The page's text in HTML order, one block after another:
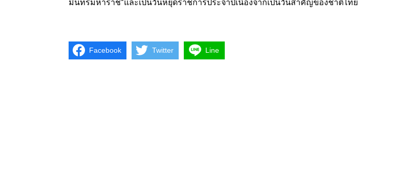
มินทรมหาราช”และเป็นวันหยุดราชการประจำปีเนื่องจากเป็นวันสำคัญของชาติไทย
Facebook Twitter Line